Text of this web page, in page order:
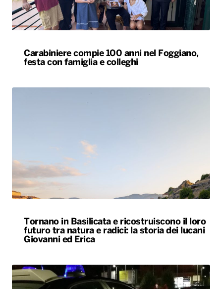
Carabiniere compie 100 anni nel Foggiano,
festa con famiglia e colleghi
Tornano in Basilicata e ricostruiscono il loro
futuro tra natura e radici: la storia dei lucani
Giovanni ed Erica